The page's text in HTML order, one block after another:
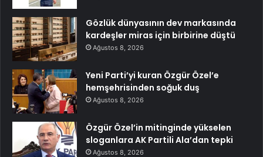
Gözlük dünyasının dev markasında
kardeşler miras için birbirine düştü
Ağustos 8, 2026
Yeni Parti’yi kuran Özgür Özel’e
hemşehrisinden soğuk duş
Ağustos 8, 2026
Özgür Özel’in mitinginde yükselen
sloganlara AK Partili Ala’dan tepki
Ağustos 8, 2026